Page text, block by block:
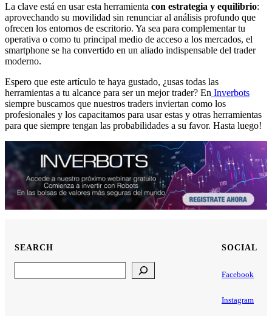
La clave está en usar esta herramienta con estrategia y equilibrio:
aprovechando su movilidad sin renunciar al análisis profundo que
ofrecen los entornos de escritorio. Ya sea para complementar tu
operativa o como tu principal medio de acceso a los mercados, el
smartphone se ha convertido en un aliado indispensable del trader
moderno.
Espero que este artículo te haya gustado, ¿usas todas las
herramientas a tu alcance para ser un mejor trader? En Inverbots
siempre buscamos que nuestros traders inviertan como los
profesionales y los capacitamos para usar estas y otras herramientas
para que siempre tengan las probabilidades a su favor. Hasta luego!
SEARCH SOCIAL
Facebook
Instagram